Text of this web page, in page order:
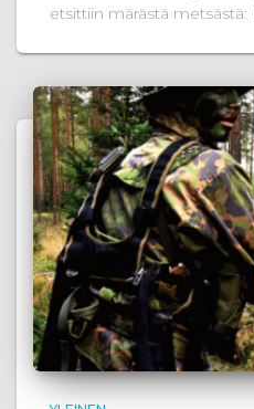
etsittiin märästä metsästä: